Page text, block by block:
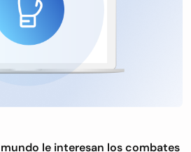
le interesan los combates